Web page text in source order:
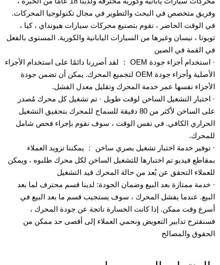
وفريق متخصص في البحث والتطوير في مجال تكنولوجيا المحركات.
في الوقت الحاضر ، نقوم بتصنيع محركات سيارات هيونداي ، كيا ،
تويوتا ، نيسان وغيرها من السيارات اليابانية والكورية. المستوى بالفعل
في القمة في الصين
· استخدام أجزاء جودة OEM ： لقد أصررنا دائمًا على استخدام الأجزاء
الأصلية وأجزاء جودة OEM لتجميع المحرك. يمكن أن تضمن جودة
الأجزاء نفسها عمر خدمة المحرك وتقليل معدل الفشل.
· اختبار التشغيل الساخن لوقت طويل · تم تشغيل كل محرك مُصدر
على الساخن لأكثر من 80 دقيقة للسماح للمحرك بتحقيق التشغيل
الحراري الكافي. في نفس الوقت ، سوف نقوم بإجراء فحص شامل
للمحرك.
· توفير خدمة اختبار تشغيل بصري ساخن ： يمكننا تزويد العملاء
بمقاطع فيديو تم اختبارها للتشغيل الساخن لكل محرك طلبوه ، ويمكن
للعملاء التحقق عن بُعد من حالة المحرك قيد التشغيل
· خدمة ممتازة بعد البيع وضمان الجودة: لدينا قسم محترف لما بعد
البيع. عندما يفشل المحرك ، سوف يستجيب قسم ما بعد البيع في
أسرع وقت ممكن. إذا كانت الخسارة ناتجة عن جودة المحرك ،
فسنقترح تدابير التعويض ونحمي العملاء إلى أقصى حد ممكن من
الحقوق والمصالح